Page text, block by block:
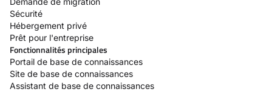
Sécurité
Hébergement privé
Prêt pour l'entreprise
Fonctionnalités principales
Portail de base de connaissances
Site de base de connaissances
Assistant de base de connaissances